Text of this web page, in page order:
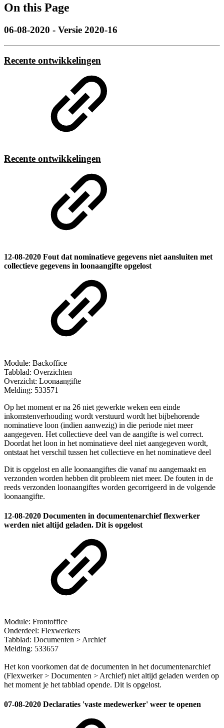
On this Page
06-08-2020 - Versie 2020-16
Recente ontwikkelingen
Recente ontwikkelingen
12-08-2020 Fout dat nominatieve gegevens niet aansluiten met
collectieve gegevens in loonaangifte opgelost
Module: Backoffice
Tabblad: Overzichten
Overzicht: Loonaangifte
Melding: 533571
Op het moment er na 26 niet gewerkte weken een einde
inkomstenverhouding wordt verstuurd wordt het bijbehorende
nominatieve loon (indien aanwezig) in die periode niet meer
aangegeven. Het collectieve deel van de aangifte is wel correct.
Doordat het loon in het nominatieve deel niet aangegeven wordt,
ontstaat het verschil tussen het collectieve en het nominatieve deel
Dit is opgelost en alle loonaangiftes die vanaf nu aangemaakt en
verzonden worden hebben dit probleem niet meer. De fouten in de
reeds verzonden loonaangiftes worden gecorrigeerd in de volgende
loonaangifte.
12-08-2020 Documenten in documentenarchief flexwerker
werden niet altijd geladen. Dit is opgelost
Module: Frontoffice
Onderdeel: Flexwerkers
Tabblad: Documenten > Archief
Melding: 533657
Het kon voorkomen dat de documenten in het documentenarchief
(Flexwerker > Documenten > Archief) niet altijd geladen werden op
het moment je het tabblad opende. Dit is opgelost.
07-08-2020 Declaraties 'vaste medewerker' weer te openen